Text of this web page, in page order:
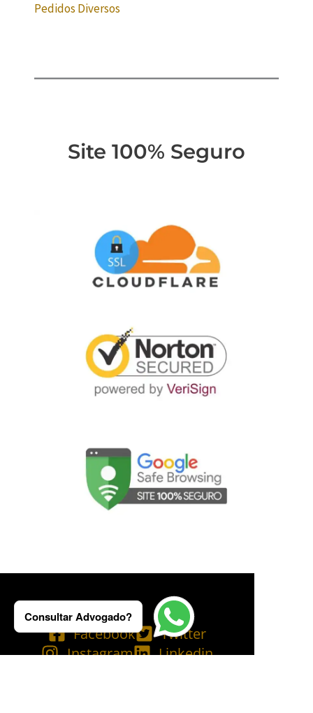
Pedidos Diversos
Site 100% Seguro
Facebook
Twitter
Instagram
Linkedin
Consultar Advogado?